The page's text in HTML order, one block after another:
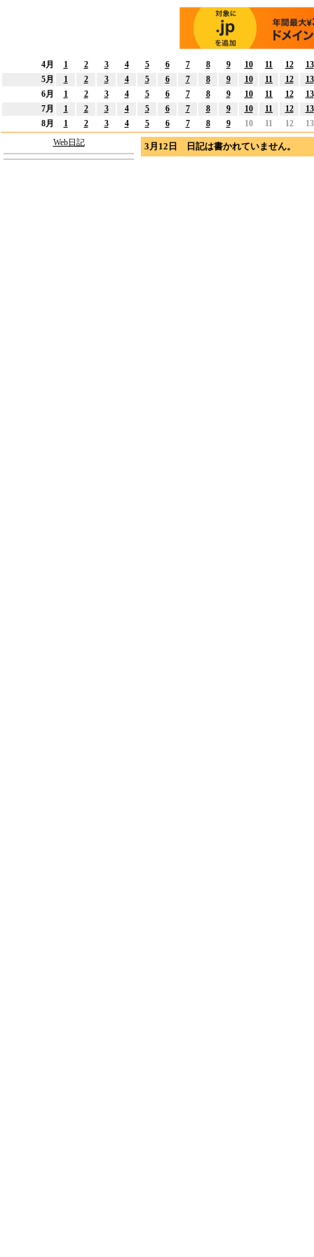
4月 1 2 3 4 5 6 7 8 9 10 11 12
13
5月
1 2 3 4 5 6 7 8 9 10 11 12
13
6月
1 2 3 4 5 6 7 8 9 10 11 12
13
7月
1 2 3 4 5 6 7 8 9 10 11 12
13
8月
1 2 3 4 5 6 7 8 9 10 11 12
13
Web日記
3月12日 日記は書かれていません。